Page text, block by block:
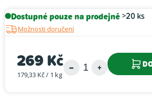
Dostupné pouze na prodejně>20 ks
Možnosti doručení
269 Kč
Měrná cena:
179,33 Kč / 1 kg